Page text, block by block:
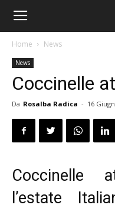
Home News
News
Coccinelle
Da Rosalba Radica - 16
Coccinelle
l’estate